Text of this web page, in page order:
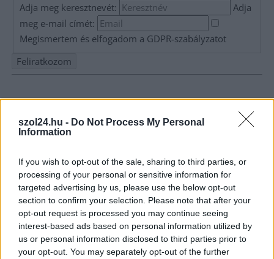
szol24.hu - Do Not Process My Personal
Information
If you wish to opt-out of the sale, sharing to third parties, or
processing of your personal or sensitive information for
targeted advertising by us, please use the below opt-out
section to confirm your selection. Please note that after your
opt-out request is processed you may continue seeing
interest-based ads based on personal information utilized by
us or personal information disclosed to third parties prior to
your opt-out. You may separately opt-out of the further
Adja meg keresztnevét:
Adja
meg e-mail címét:
Megismertem és elfogadom a GDPR-szabályzatot
legfrissebb információkkal és exkluzív tartalmakkal hétről hétre
postaládájába érkezik!
A SZOL24 legfrissebb 24 cikke
Szolnokon egy kulcsfontosságú körforgalmat részlegesen
lezárnak a napokban, a közlekedés az átlagost is meghaladó
mértékben lebénul
Elromlott a biztosítóberendezés a ceglédi vasútvonalon,